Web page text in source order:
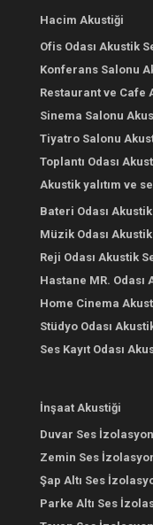
Hacim Akustiği
Ofis Odası Akustik
Konferans Salonu
Restaurant ve Cafe
Sinema Salonu
Tiyatro Salonu
Toplantı Odası
Akustik yalıtım ve
Bateri Odası Akustik
Müzik Odası Akustik
Reji Odası Akustik
Hastane MR. Odası
Home Cinema
Stüdyo Odası
Ses Kayıt Odası
İnşaat Akustiği
Duvar Ses
Zemin Ses
Şap Altı Ses
Parke Altı Ses